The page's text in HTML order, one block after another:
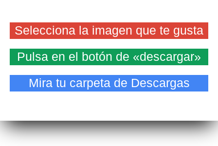
Selecciona la imagen que te gusta
Pulsa en el botón de «descargar»
Mira tu carpeta de Descargas